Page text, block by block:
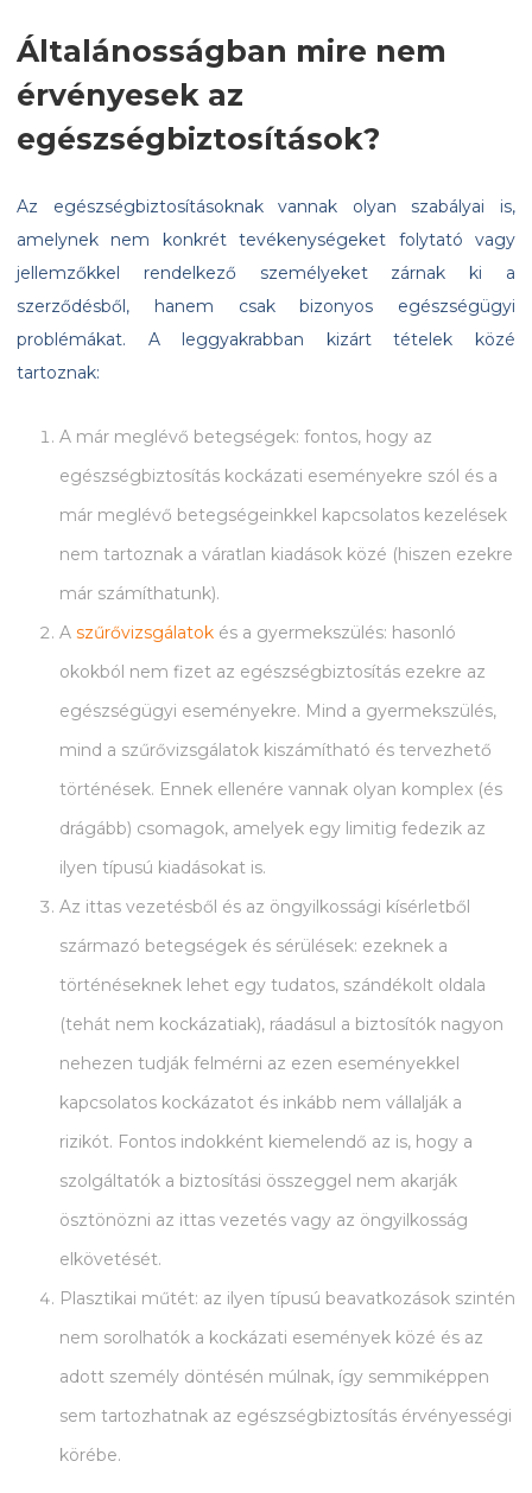
Általánosságban mire nem
érvényesek az
egészségbiztosítások?
Az egészségbiztosításoknak vannak olyan szabályai is,
amelynek nem konkrét tevékenységeket folytató vagy
jellemzőkkel rendelkező személyeket zárnak ki a
szerződésből, hanem csak bizonyos egészségügyi
problémákat. A leggyakrabban kizárt tételek közé
tartoznak:
A már meglévő betegségek: fontos, hogy az
egészségbiztosítás kockázati eseményekre szól és a
már meglévő betegségeinkkel kapcsolatos kezelések
nem tartoznak a váratlan kiadások közé (hiszen ezekre
már számíthatunk).
A szűrővizsgálatok és a gyermekszülés: hasonló
okokból nem fizet az egészségbiztosítás ezekre az
egészségügyi eseményekre. Mind a gyermekszülés,
mind a szűrővizsgálatok kiszámítható és tervezhető
történések. Ennek ellenére vannak olyan komplex (és
drágább) csomagok, amelyek egy limitig fedezik az
ilyen típusú kiadásokat is.
Az ittas vezetésből és az öngyilkossági kísérletből
származó betegségek és sérülések: ezeknek a
történéseknek lehet egy tudatos, szándékolt oldala
(tehát nem kockázatiak), ráadásul a biztosítók nagyon
nehezen tudják felmérni az ezen eseményekkel
kapcsolatos kockázatot és inkább nem vállalják a
rizikót. Fontos indokként kiemelendő az is, hogy a
szolgáltatók a biztosítási összeggel nem akarják
ösztönözni az ittas vezetés vagy az öngyilkosság
elkövetését.
Plasztikai műtét: az ilyen típusú beavatkozások szintén
nem sorolhatók a kockázati események közé és az
adott személy döntésén múlnak, így semmiképpen
sem tartozhatnak az egészségbiztosítás érvényességi
körébe.